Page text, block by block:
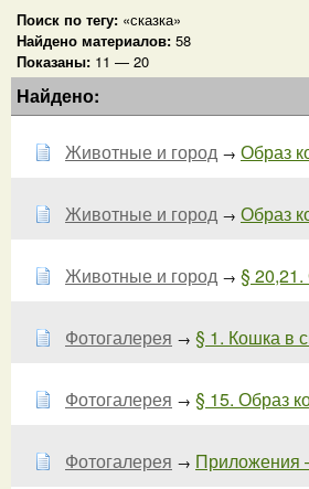
Поиск по тегу: «сказка»
Найдено материалов: 58
Показаны: 11 — 20
Найдено:
Животные и город → Образ
Животные и город → Образ
Животные и город → §
Фотогалерея → § 1. Кошка в
Фотогалерея → § 15. Образ
Фотогалерея → Приложения